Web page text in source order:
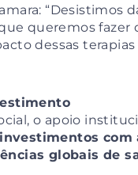
“Desistimos
queremos
dessas
o apoio
investimentos com
globais de